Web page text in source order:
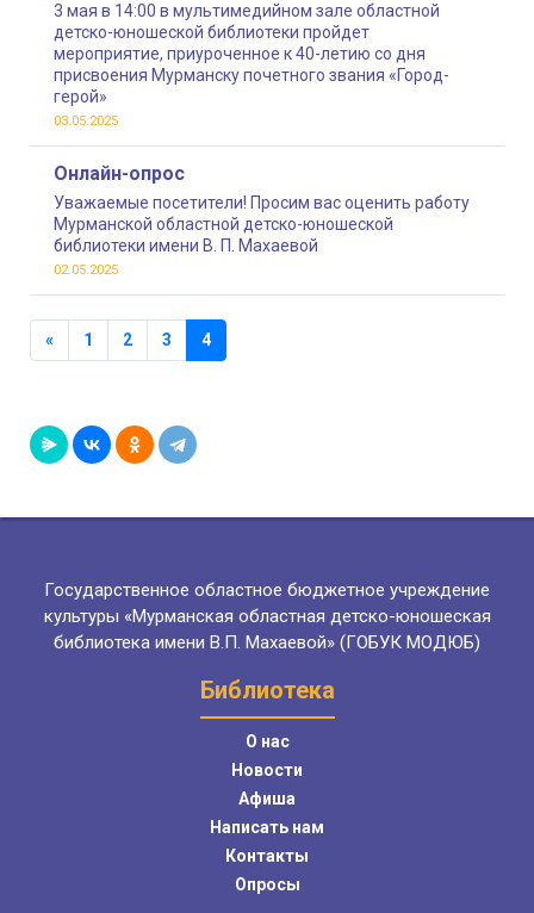
3 мая в 14:00 в мультимедийном зале областной
детско-юношеской библиотеки пройдет
мероприятие, приуроченное к 40-летию со дня
присвоения Мурманску почетного звания «Город-
герой»
03.05.2025
Онлайн-опрос
Уважаемые посетители! Просим вас оценить работу
Мурманской областной детско-юношеской
библиотеки имени В. П. Махаевой
02.05.2025
« 1 2 3 4
Государственное областное бюджетное учреждение
культуры «Мурманская областная детско-юношеская
библиотека имени В.П. Махаевой» (ГОБУК МОДЮБ)
Библиотека
О нас
Новости
Афиша
Написать нам
Контакты
Опросы